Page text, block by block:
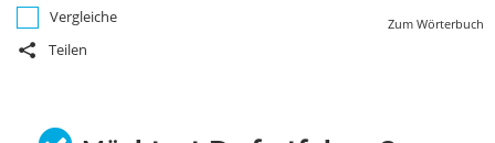
Vergleiche
Teilen
Zum Wörterbuch